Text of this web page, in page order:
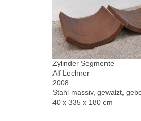
Zylinder Segmente
Alf Lechner
2008
Stahl massiv, gewalzt,
40 x 335 x 180 cm